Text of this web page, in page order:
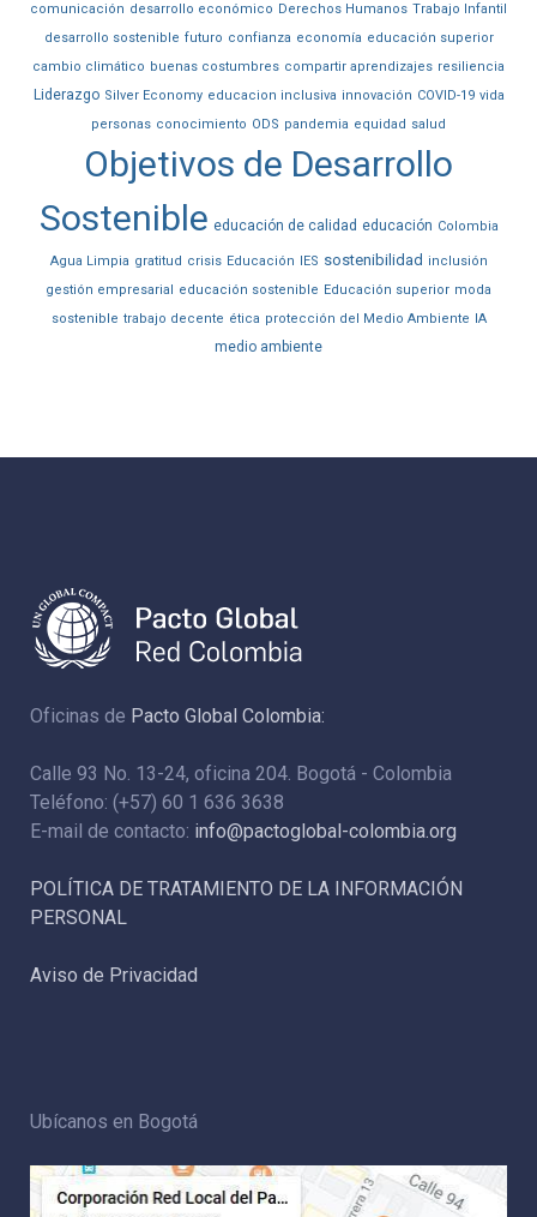
comunicación desarrollo económico Derechos Humanos Trabajo Infantil
desarrollo sostenible futuro confianza economía educación superior
cambio climático buenas costumbres compartir aprendizajes resiliencia
Liderazgo Silver Economy educacion inclusiva innovación COVID-19 vida
personas conocimiento ODS pandemia equidad salud
Objetivos de Desarrollo
Sostenible educación de calidad educación Colombia
Agua Limpia gratitud crisis Educación IES sostenibilidad inclusión
gestión empresarial
educación sostenible Educación superior moda
sostenible trabajo decente ética protección del Medio Ambiente IA
medio ambiente
Oficinas de Pacto Global Colombia:
Calle 93 No. 13-24, oficina 204. Bogotá - Colombia
Teléfono: (+57) 60 1 636 3638
E-mail de contacto: info@pactoglobal-colombia.org
POLÍTICA DE TRATAMIENTO DE LA INFORMACIÓN
PERSONAL
Aviso de Privacidad
Ubícanos en Bogotá